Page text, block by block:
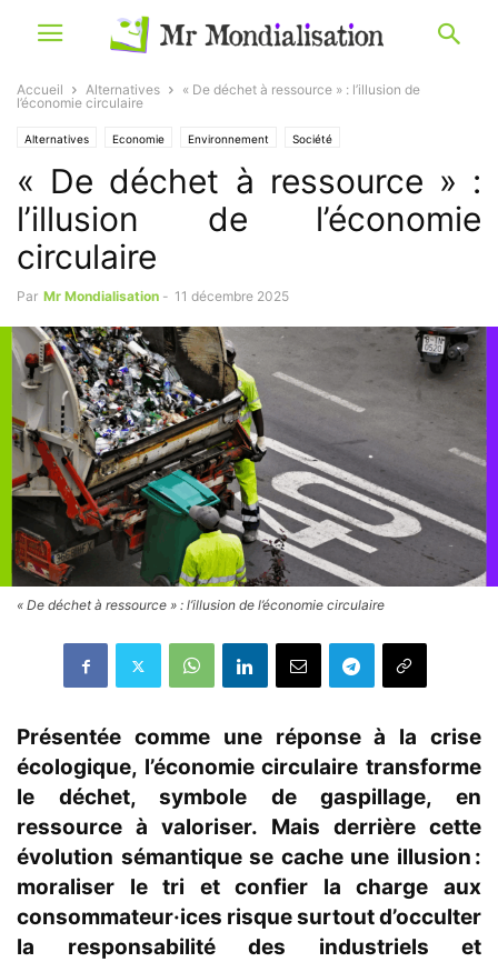
Accueil Alternatives
« De déchet à ressource » : l’illusion de
l’économie circulaire
Alternatives Economie Environnement Société
« De déchet à ressource » :
l’illusion de l’économie
circulaire
Par Mr Mondialisation - 11 décembre 2025
« De déchet à ressource » : l’illusion de l’économie circulaire
Présentée comme une réponse à la crise
écologique, l’économie circulaire transforme
le déchet, symbole de gaspillage, en
ressource à valoriser. Mais derrière cette
évolution sémantique se cache une illusion :
moraliser le tri et confier la charge aux
consommateur·ices risque surtout d’occulter
la responsabilité des industriels et